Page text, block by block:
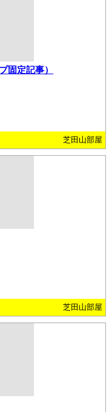
定記事）
芝田山部屋
芝田山部屋